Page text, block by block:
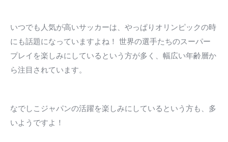
いつでも人気が高いサッカーは、やっぱりオリンピックの時
にも話題になっていますよね！ 世界の選手たちのスーパー
プレイを楽しみにしているという方が多く、幅広い年齢層か
ら注目されています。
なでしこジャパンの活躍を楽しみにしているという方も、多
いようですよ！